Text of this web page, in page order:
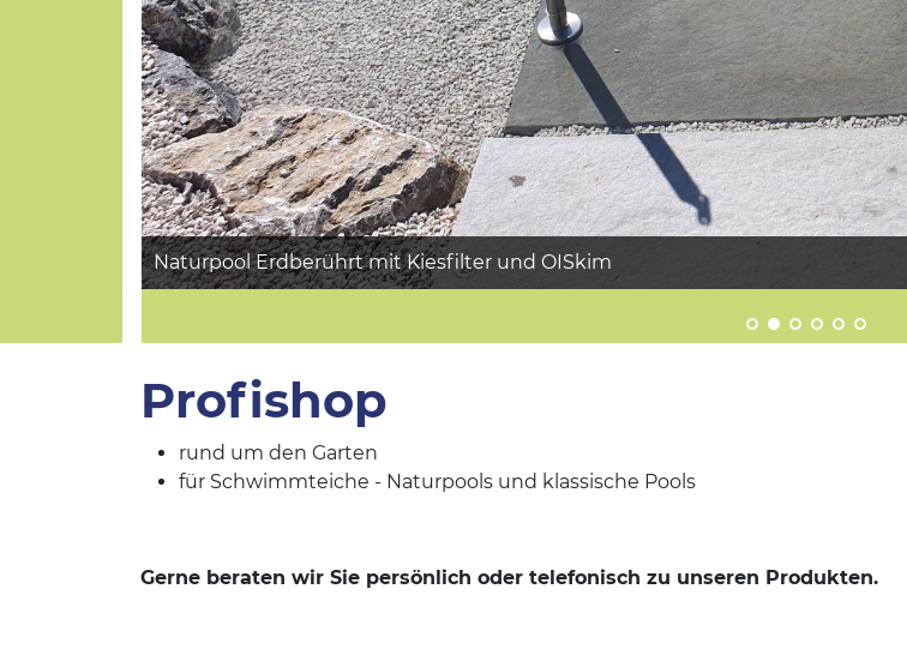
Naturpool Erdberührt mit Kiesfilter und OISkim
Profishop
rund um den Garten
für Schwimmteiche - Naturpools und klassische Pools
Gerne beraten wir Sie persönlich oder telefonisch zu unseren Produkten.